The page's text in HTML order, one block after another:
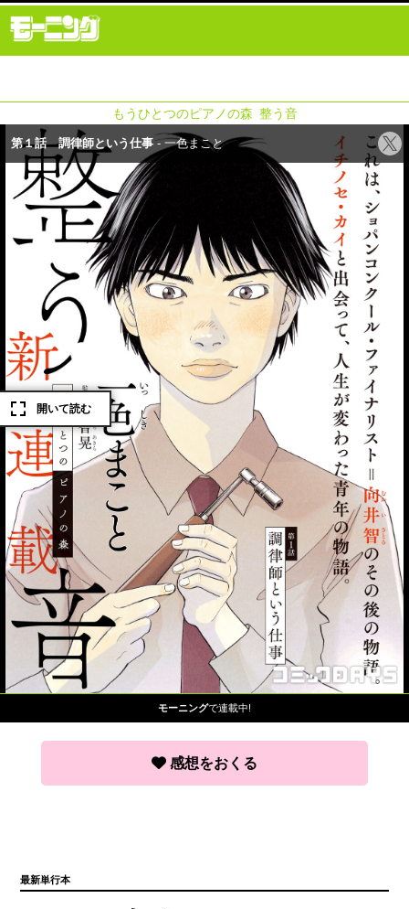
もうひとつのピアノの森 整う音
モーニングで連載中!
感想をおくる
最新単行本